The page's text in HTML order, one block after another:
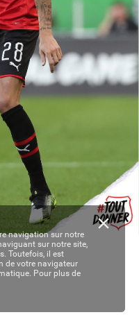
navigation sur notre
sur notre site,
Toutefois, il est
de votre navigateur
Pour plus de